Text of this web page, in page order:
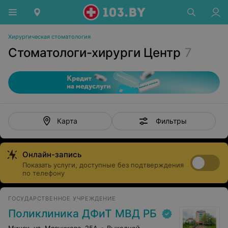
Хирургическая стоматология
Стоматологи-хирурги Центр 7
Карта Фильтры
Онлайн-запись
Показать услуги, доступные без подтверждения
по телефону
ГОСУДАРСТВЕННОЕ УЧРЕЖДЕНИЕ
Поликлиника ДФиТ МВД РБ